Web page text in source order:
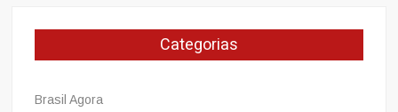
Categorias
Brasil Agora